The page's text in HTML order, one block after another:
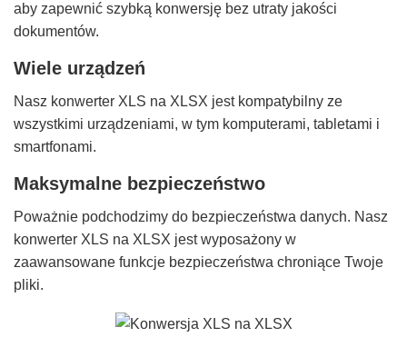
aby zapewnić szybką konwersję bez utraty jakości
dokumentów.
Wiele urządzeń
Nasz konwerter XLS na XLSX jest kompatybilny ze
wszystkimi urządzeniami, w tym komputerami, tabletami i
smartfonami.
Maksymalne bezpieczeństwo
Poważnie podchodzimy do bezpieczeństwa danych. Nasz
konwerter XLS na XLSX jest wyposażony w
zaawansowane funkcje bezpieczeństwa chroniące Twoje
pliki.